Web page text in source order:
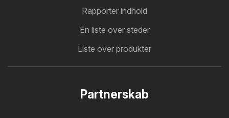
Rapporter indhold
En liste over steder
Liste over produkter
Partnerskab